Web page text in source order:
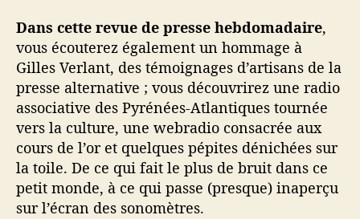
Dans cette revue de presse hebdomadaire,
vous écouterez également un hommage à
Gilles Verlant, des témoignages d’artisans de la
presse alternative ; vous découvrirez une radio
associative des Pyrénées-Atlantiques tournée
vers la culture, une webradio consacrée aux
cours de l’or et quelques pépites dénichées sur
la toile. De ce qui fait le plus de bruit dans ce
petit monde, à ce qui passe (presque) inaperçu
sur l’écran des sonomètres.